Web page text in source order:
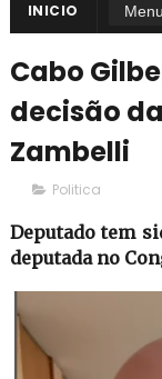
INICIO
Cabo
decisão
Zambelli
Politica
Deputado tem
deputada no